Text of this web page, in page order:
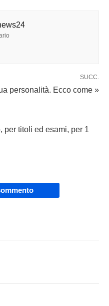
SUCC.
personalità. Ecco come »
per titoli ed esami, per 1